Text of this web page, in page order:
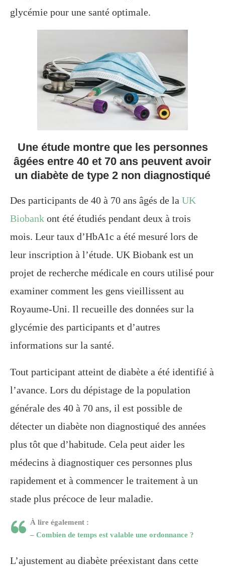
glycémie pour une santé optimale.
Une étude montre que les personnes
âgées entre 40 et 70 ans peuvent avoir
un diabète de type 2 non diagnostiqué
Des participants de 40 à 70 ans âgés de la UK
Biobank ont ​​été étudiés pendant deux à trois
mois. Leur taux d’HbA1c a été mesuré lors de
leur inscription à l’étude. UK Biobank est un
projet de recherche médicale en cours utilisé pour
examiner comment les gens vieillissent au
Royaume-Uni. Il recueille des données sur la
glycémie des participants et d’autres
informations sur la santé.
Tout participant atteint de diabète a été identifié à
l’avance. Lors du dépistage de la population
générale des 40 à 70 ans, il est possible de
détecter un diabète non diagnostiqué des années
plus tôt que d’habitude. Cela peut aider les
médecins à diagnostiquer ces personnes plus
rapidement et à commencer le traitement à un
stade plus précoce de leur maladie.
À lire également :
– Combien de temps est valable une ordonnance ?
L’ajustement au diabète préexistant dans cette